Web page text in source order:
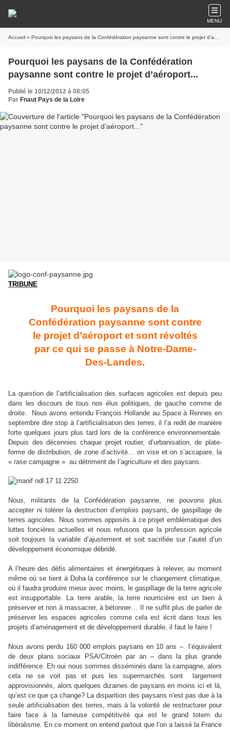
MENU
Accueil » Pourquoi les paysans de la Confédération paysanne sont contre le projet d’aéroport...
Pourquoi les paysans de la Confédération
paysanne sont contre le projet d’aéroport...
Publié le 10/12/2012 à 08:05
Par Fnaut Pays de la Loire
TRIBUNE
Pourquoi les paysans de la
Confédération paysanne sont contre
le projet d’aéroport et sont révoltés
par ce qui se passe à Notre-Dame-
Des-Landes.
La question de l’artificialisation des surfaces agricoles est depuis peu
dans les discours de tous nos élus politiques, de gauche comme de
droite. Nous avons entendu François Hollande au Space à Rennes en
septembre dire stop à l’artificialisation des terres, il l’a redit de manière
forte quelques jours plus tard lors de la conférence environnementale.
Depuis des décennies chaque projet routier, d’urbanisation, de plate-
forme de distribution, de zone d’activité… on vise et on s’accapare, la
« rase campagne » au détriment de l’agriculture et des paysans.
Nous, militants de la Confédération paysanne, ne pouvons plus
accepter ni tolérer la destruction d’emplois paysans, de gaspillage de
terres agricoles. Nous sommes opposés à ce projet emblématique des
luttes foncières actuelles et nous refusons que la profession agricole
soit toujours la variable d’ajustement et soit sacrifiée sur l’autel d’un
développement économique débridé.
A l’heure des défis alimentaires et énergétiques à relever, au moment
même où se tient à Doha la conférence sur le changement climatique,
où il faudra produire mieux avec moins, le gaspillage de la terre agricole
est insupportable. La terre arable, la terre nourricière est un bien à
préserver et non à massacrer, à bétonner… Il ne suffit plus de parler de
préserver les espaces agricoles comme cela est écrit dans tous les
projets d’aménagement et de développement durable, il faut le faire !
Nous avons perdu 160 000 emplois paysans en 10 ans – l’équivalent
de deux plans sociaux PSA/Citroën par an – dans la plus grande
indifférence. Eh oui nous sommes disséminés dans la campagne, alors
cela ne se voit pas et puis les supermarchés sont largement
approvisionnés, alors quelques dizaines de paysans en moins ici et là,
qu’est ce que ça change? La disparition des paysans n’est pas due à la
seule artificialisation des terres, mais à la volonté de restructurer pour
faire face à la fameuse compétitivité qui est le grand totem du
libéralisme. En ce moment on entend partout que l’on a laissé la France